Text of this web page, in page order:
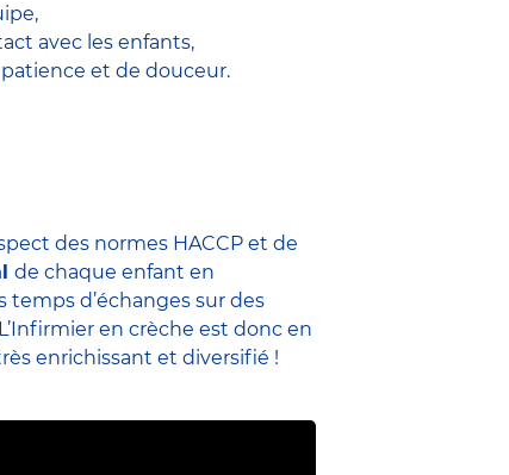
avec les enfants,
et de douceur.
des normes HACCP et de
de chaque enfant en
d’échanges sur des
en crèche est donc en
enrichissant et diversifié !